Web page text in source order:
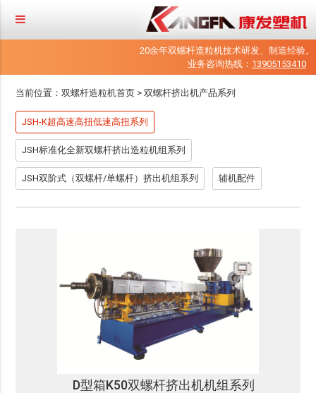
20余年双螺杆造粒机技术研发、制造经验。
业务咨询热线： 13905153410
当前位置：双螺杆造粒机首页 >双螺杆挤出机产品系列
JSH-K超高速高扭低速高扭系列
JSH标准化全新双螺杆挤出造粒机组系列
JSH双阶式（双螺杆/单螺杆）挤出机组系列 辅机配件
D型箱K50双螺杆挤出机机组系列